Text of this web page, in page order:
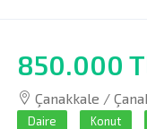
850.000
Çanakkale /
Daire Konut